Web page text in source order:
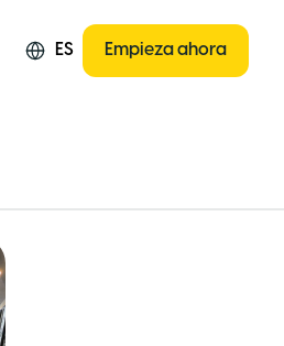
ES Empieza ahora